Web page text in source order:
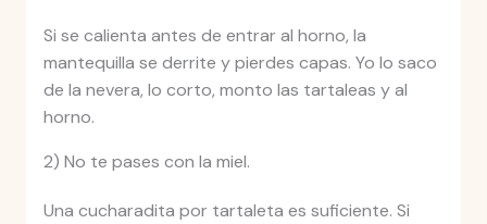
Si se calienta antes de entrar al horno, la
mantequilla se derrite y pierdes capas. Yo lo saco
de la nevera, lo corto, monto las tartaleas y al
horno.
2) No te pases con la miel.
Una cucharadita por tartaleta es suficiente. Si